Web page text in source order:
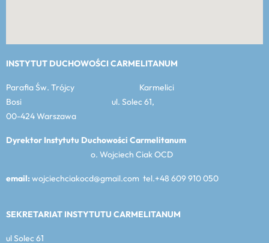
INSTYTUT DUCHOWOŚCI CARMELITANUM
Parafia Św. Trójcy Karmelici
Bosi ul. Solec 61,
00-424 Warszawa
Dyrektor Instytutu Duchowości Carmelitanum
o. Wojciech Ciak OCD
email:wojciechciakocd@gmail.com tel.+48 609 910 050
SEKRETARIAT INSTYTUTU CARMELITANUM
ul Solec 61